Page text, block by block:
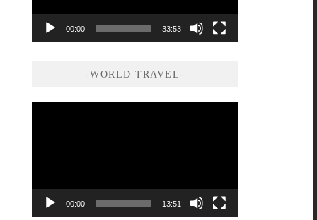
00:00 33:53
-WORLD TRAVEL-
00:00 13:51